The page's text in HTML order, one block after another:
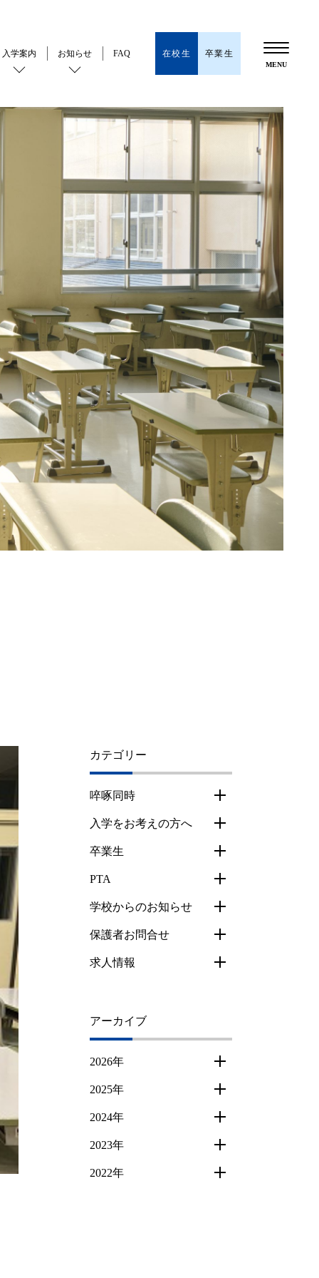
入学案内 お知らせ FAQ 在校生 卒業生
カテゴリー
啐啄同時
入学をお考えの方へ
卒業生
PTA
学校からのお知らせ
保護者お問合せ
求人情報
アーカイブ
2026年
2025年
2024年
2023年
2022年